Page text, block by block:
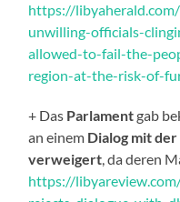
https://
unwilling-officials-
allowed-to-fail-the-
region-at-the-risk-of-
+ Das Parlamentgab
an einem Dialog mit der
verweigert, da deren
https://